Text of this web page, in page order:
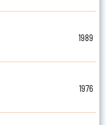
1989
1976